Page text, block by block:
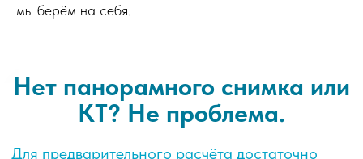
мы берём на себя.